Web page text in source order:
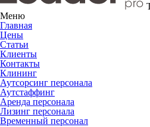
Меню
Главная
Цены
Статьи
Клиенты
Контакты
Клининг
Аутсорсинг персонала
Аутстаффинг
Аренда персонала
Лизинг персонала
Временный персонал